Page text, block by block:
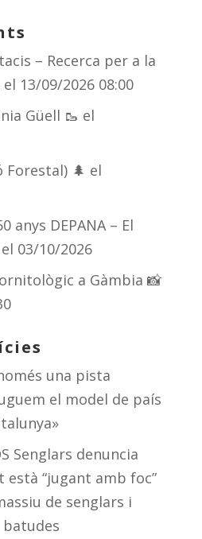
gr
a
m te
ix
– Recerca per a la
el 13/09/2026 08:00
Güell 🥾 el
Forestal) 🌲 el
anys DEPANA – El
el 03/10/2026
a Gàmbia 📸
una pista
el model de país
Senglars denuncia
està “jugant amb foc”
de senglars i